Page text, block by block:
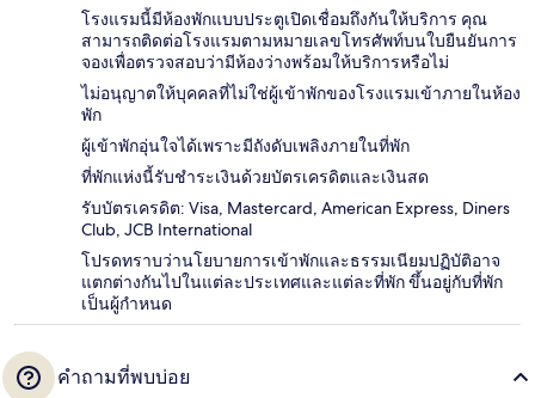
โรงแรมนี้มีห้องพักแบบประตูเปิดเชื่อมถึงกันให้บริการ คุณ
สามารถติดต่อโรงแรมตามหมายเลขโทรศัพท์บนใบยืนยันการ
จองเพื่อตรวจสอบว่ามีห้องว่างพร้อมให้บริการหรือไม่
ไม่อนุญาตให้บุคคลที่ไม่ใช่ผู้เข้าพักของโรงแรมเข้าภายในห้อง
พัก
ผู้เข้าพักอุ่นใจได้เพราะมีถังดับเพลิงภายในที่พัก
ที่พักแห่งนี้รับชำระเงินด้วยบัตรเครดิตและเงินสด
รับบัตรเครดิต: Visa, Mastercard, American Express, Diners
Club, JCB International
โปรดทราบว่านโยบายการเข้าพักและธรรมเนียมปฏิบัติอาจ
แตกต่างกันไปในแต่ละประเทศและแต่ละที่พัก ขึ้นอยู่กับที่พัก
เป็นผู้กำหนด
คำถามที่พบบ่อย